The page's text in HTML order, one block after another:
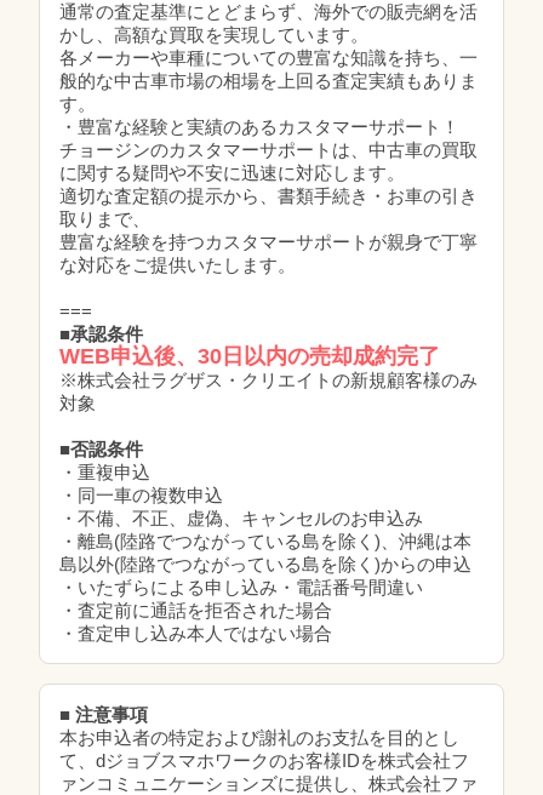
通常の査定基準にとどまらず、海外での販売網を活
かし、高額な買取を実現しています。
各メーカーや車種についての豊富な知識を持ち、一
般的な中古車市場の相場を上回る査定実績もありま
す。
・豊富な経験と実績のあるカスタマーサポート！
チョージンのカスタマーサポートは、中古車の買取
に関する疑問や不安に迅速に対応します。
適切な査定額の提示から、書類手続き・お車の引き
取りまで、
豊富な経験を持つカスタマーサポートが親身で丁寧
な対応をご提供いたします。
===
■承認条件
WEB申込後、30日以内の売却成約完了
※株式会社ラグザス・クリエイトの新規顧客様のみ
対象
■否認条件
・重複申込
・同一車の複数申込
・不備、不正、虚偽、キャンセルのお申込み
・離島(陸路でつながっている島を除く)、沖縄は本
島以外(陸路でつながっている島を除く)からの申込
・いたずらによる申し込み・電話番号間違い
・査定前に通話を拒否された場合
・査定申し込み本人ではない場合
■ 注意事項
本お申込者の特定および謝礼のお支払を目的とし
て、dジョブスマホワークのお客様IDを株式会社フ
ァンコミュニケーションズに提供し、株式会社ファ